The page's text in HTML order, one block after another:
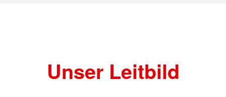
Unser Leitbild